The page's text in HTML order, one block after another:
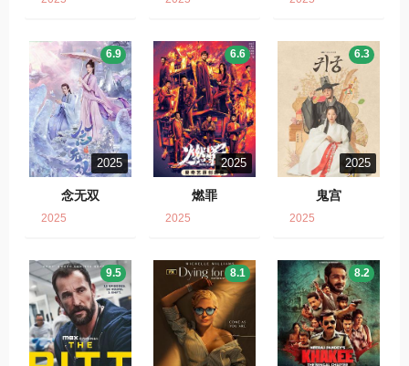
2025
念无双
6.9
2025
2025
燃罪
6.6
2025
2025
鬼宫
6.3
2025
9.5 8.1 8.2